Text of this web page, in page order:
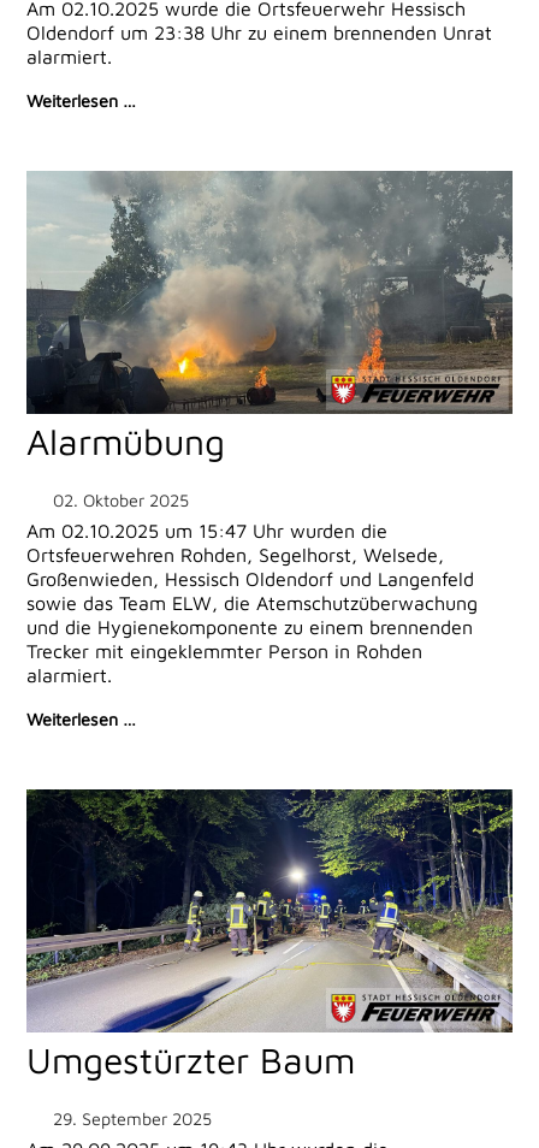
Am 02.10.2025 wurde die Ortsfeuerwehr Hessisch
Oldendorf um 23:38 Uhr zu einem brennenden Unrat
alarmiert.
Weiterlesen …
Alarmübung
02. Oktober 2025
Am 02.10.2025 um 15:47 Uhr wurden die
Ortsfeuerwehren Rohden, Segelhorst, Welsede,
Großenwieden, Hessisch Oldendorf und Langenfeld
sowie das Team ELW, die Atemschutzüberwachung
und die Hygienekomponente zu einem brennenden
Trecker mit eingeklemmter Person in Rohden
alarmiert.
Weiterlesen …
Umgestürzter Baum
29. September 2025